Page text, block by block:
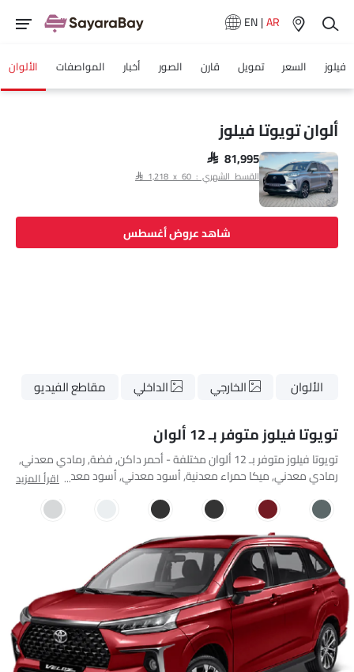
EN|AR
فيلوز السعر تمويل قارن الصور أخبار المواصفات الألوان
ألوان تويوتا فيلوز
SAR 81,995
القسط الشهري : SAR 1,218 x 60
شاهد عروض أغسطس
الألوان الخارجي الداخلي مقاطع الفيديو
تويوتا فيلوز متوفر بـ 12 ألوان
تويوتا فيلوز متوفر بـ 12 ألوان مختلفة - أحمر داكن, فضة, رمادي معدني,
رمادي معدني, ميكا حمراء معدنية, أسود معدني, أسود معدني,
ميتاليك, سيلفر ميتاليك, بيربليش سيلفر.
اقرأ المزيد